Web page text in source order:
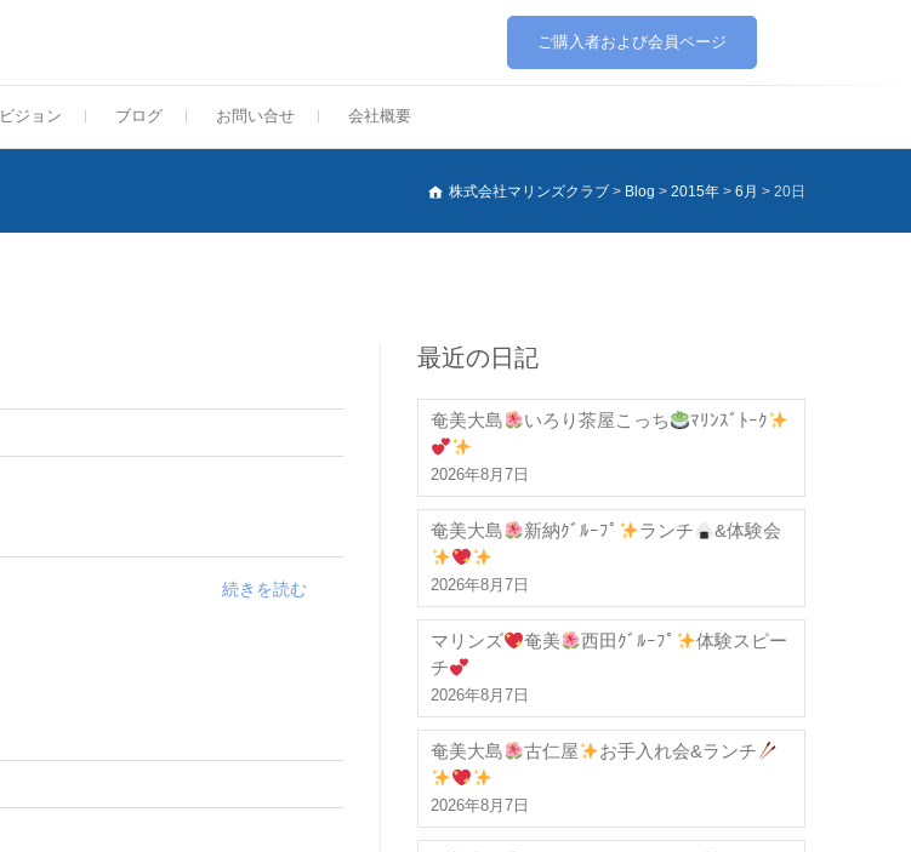
ご購入者および会員ページ
ビジョン ブログ お問い合せ 会社概要
株式会社マリンズクラブ > Blog > 2015年 > 6月 > 20日
続きを読む
最近の日記
奄美大島 いろり茶屋こっち ﾏﾘﾝｽﾞﾄｰｸ
2026年8月7日
奄美大島 新納ｸﾞﾙｰﾌﾟ ランチ &体験会
2026年8月7日
マリンズ 奄美 西田ｸﾞﾙｰﾌﾟ
体験スピー
チ
2026年8月7日
奄美大島 古仁屋 お手入れ会&ランチ
2026年8月7日